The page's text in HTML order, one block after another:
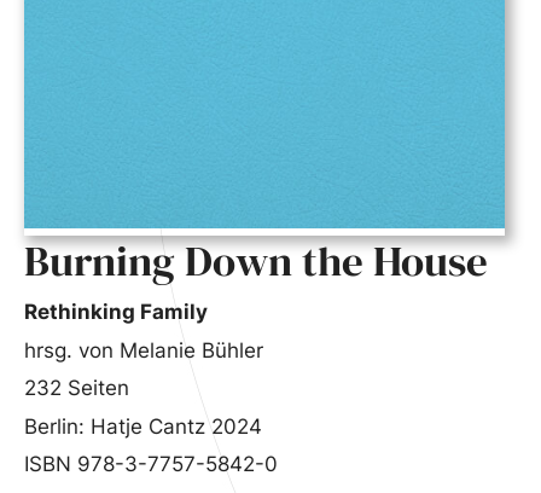
Burning Down the House
Rethinking Family
hrsg. von Melanie Bühler
232 Seiten
Berlin: Hatje Cantz 2024
ISBN 978-3-7757-5842-0